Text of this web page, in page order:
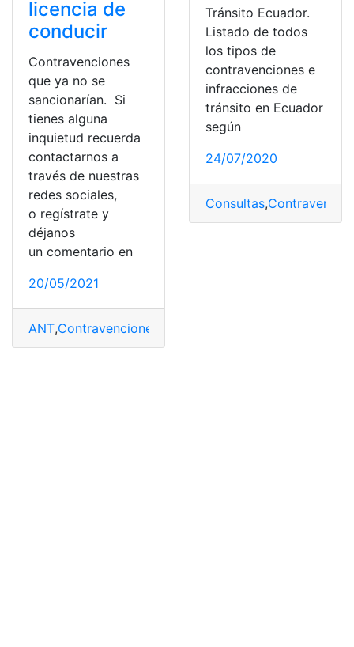
licencia de
conducir
Contravenciones
que ya no se
sancionarían. Si
tienes alguna
inquietud recuerda
contactarnos a
través de nuestras
redes sociales,
o regístrate y
déjanos
un comentario en
20/05/2021
ANT,Contravenciones
Tránsito Ecuador.
Listado de todos
los tipos de
contravenciones e
infracciones de
tránsito en Ecuador
según
24/07/2020
Consultas,